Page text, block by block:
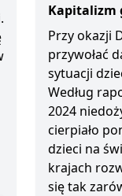
Kapitalizm
Przy okazji
przywołać
sytuacji
Według
2024
cierpiało
dzieci na
krajach
się tak